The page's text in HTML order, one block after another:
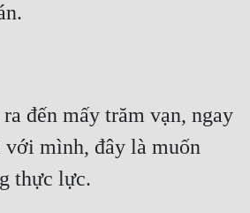
đến mấy trăm vạn, ngay
với mình, đây là muốn
thực lực.